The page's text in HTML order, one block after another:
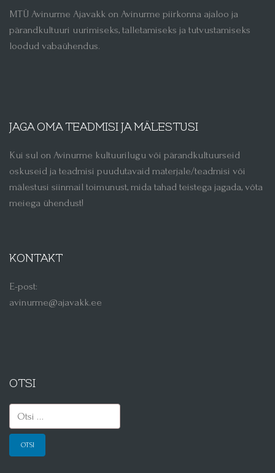
MTÜ Avinurme Ajavakk on Avinurme piirkonna ajaloo ja
pärandkultuuri uurimiseks, talletamiseks ja tutvustamiseks
loodud vabaühendus.
JAGA OMA TEADMISI JA MÄLESTUSI
Kui sul on Avinurme kultuurilugu või pärandkultuurseid
oskuseid ja teadmisi puudutavaid materjale/teadmisi või
mälestusi siinmail toimunust, mida tahad teistega jagada, võta
meiega ühendust!
KONTAKT
E-post:
avinurme@ajavakk.ee
OTSI
Otsi: